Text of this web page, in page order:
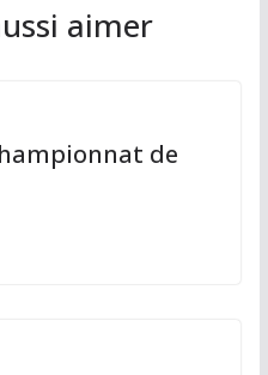
aimer
de